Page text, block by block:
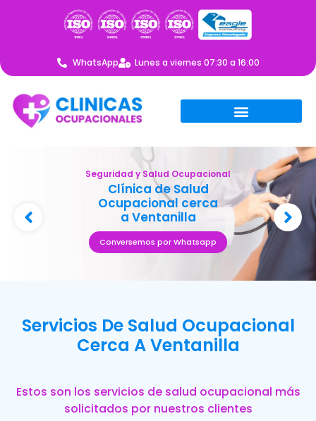
WhatsApp Lunes a viernes 07:30 a 16:00
Seguridad y Salud Ocupacional
Clínica de Salud
Ocupacional cerca
a Ventanilla
Conversemos por Whatsapp
Servicios De Salud Ocupacional
Cerca A Ventanilla
Estos son los servicios de salud ocupacional más
solicitados por nuestros clientes